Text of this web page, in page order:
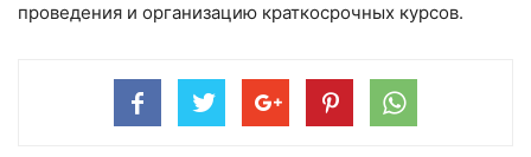
проведения и организацию краткосрочных курсов.